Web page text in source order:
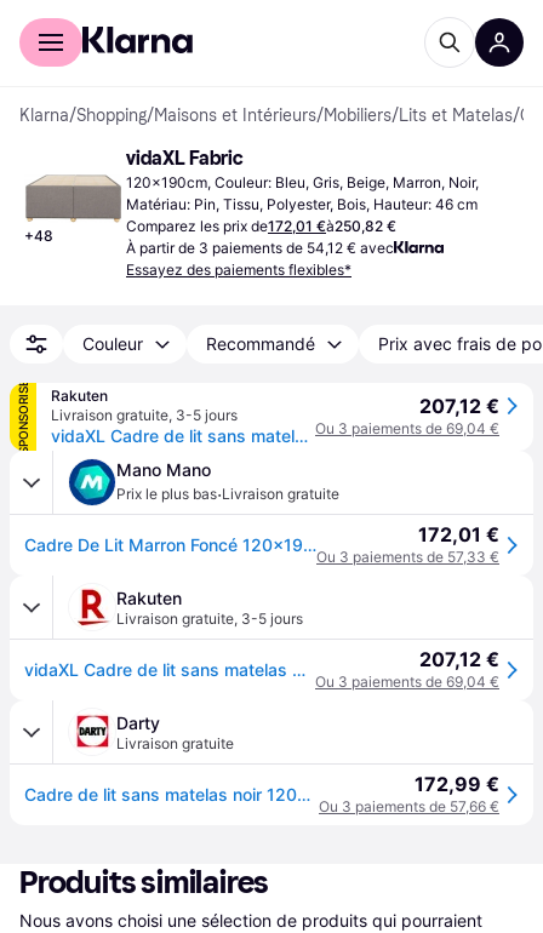
Acheter avec Klarna
Klarna/Shopping/Maisons et Intérieurs/Mobiliers/Lits et Matelas/
+48
vidaXL Fabric
120x190cm, Couleur: Bleu, Gris, Beige, Marron, Noir,
Matériau: Pin, Tissu, Polyester, Bois, Hauteur: 46 cm
Comparez les prix de172,01 €à250,82 €
À partir de 3 paiements de 54,12 € avec
Essayez des paiements flexibles*
Couleur Recommandé Prix avec frais de
SPONSORISÉ
Rakuten
Livraison gratuite, 3-5 jours
vidaXL Cadre de lit sans matelas gris foncé 120x190 cm tissu
207,12 €
Ou 3 paiements de 69,04 €
Mano Mano
Prix le plus bas·Livraison gratuite
Cadre De Lit Marron Foncé 120x190 Cm Tissu 172,01 €
Ou 3 paiements de 57,33 €
Rakuten
Livraison gratuite, 3-5 jours
vidaXL Cadre de lit sans matelas gris foncé 120x190 cm tissu 207,12 €
Ou 3 paiements de 69,04 €
Darty
Livraison gratuite
Cadre de lit sans matelas noir 120x190 cm tissu 3284717 172,99 €
Ou 3 paiements de 57,66 €
Produits similaires
Nous avons choisi une sélection de produits qui pourraient